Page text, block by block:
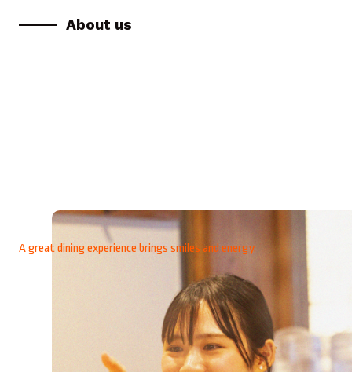
About us
つくり出す。
A great dining experience brings smiles and energy.